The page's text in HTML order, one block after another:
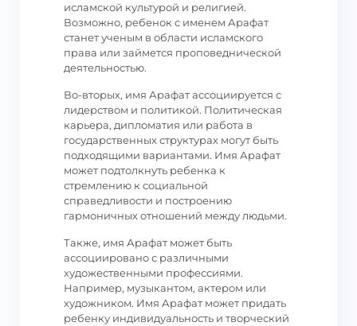
исламской культурой и религией.
Возможно, ребенок с именем Арафат
станет ученым в области исламского
права или займется проповеднической
деятельностью.
Во-вторых, имя Арафат ассоциируется с
лидерством и политикой. Политическая
карьера, дипломатия или работа в
государственных структурах могут быть
подходящими вариантами. Имя Арафат
может подтолкнуть ребенка к
стремлению к социальной
справедливости и построению
гармоничных отношений между людьми.
Также, имя Арафат может быть
ассоциировано с различными
художественными профессиями.
Например, музыкантом, актером или
художником. Имя Арафат может придать
ребенку индивидуальность и творческий